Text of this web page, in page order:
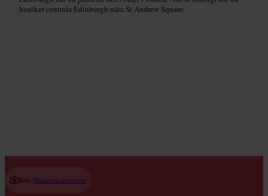
besöker centrala Edinburgh nära St Andrew Square.
Bild /Wikimedia Commons